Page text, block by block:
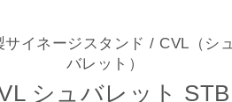
サイネージスタンド/ CVL（シュ
バレット）
シュバレット STB